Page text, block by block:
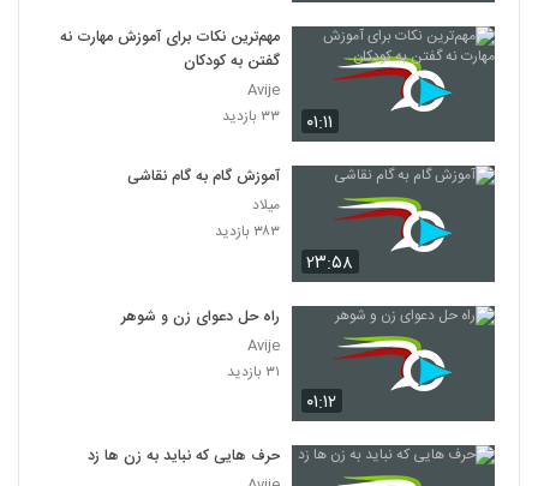
۰۱:۱۱
مهم‌ترین نکات برای آموزش مهارت نه
گفتن به کودکان
Avije
۳۳ بازدید
۲۳:۵۸
آموزش گام به گام نقاشی
میلاد
۳۸۳ بازدید
۰۱:۱۲
راه حل دعوای زن و شوهر
Avije
۳۱ بازدید
حرف هایی که نباید به زن ها زد